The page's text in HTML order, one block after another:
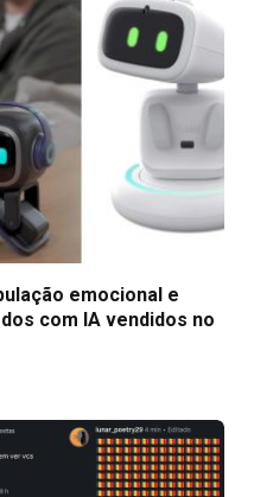
emocional e
com IA vendidos no